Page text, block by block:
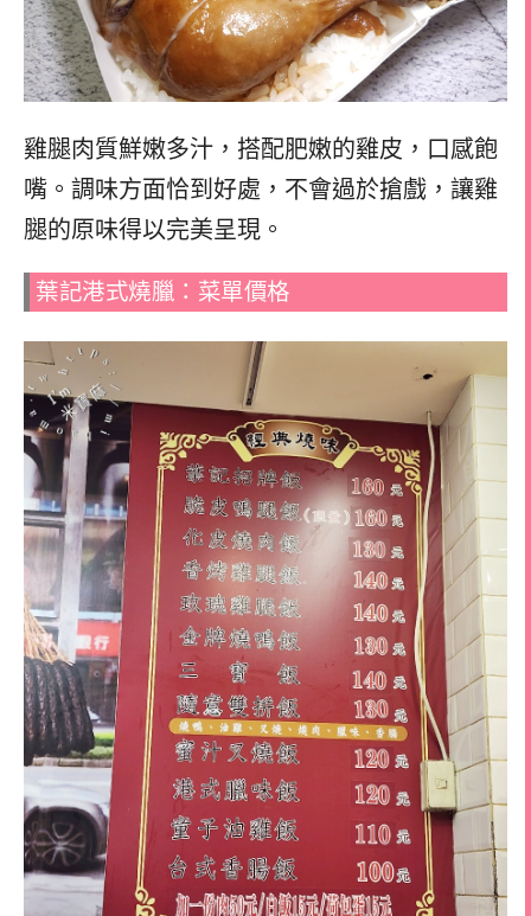
雞腿肉質鮮嫩多汁，搭配肥嫩的雞皮，口感飽
嘴。調味方面恰到好處，不會過於搶戲，讓雞
腿的原味得以完美呈現。
葉記港式燒臘：菜單價格